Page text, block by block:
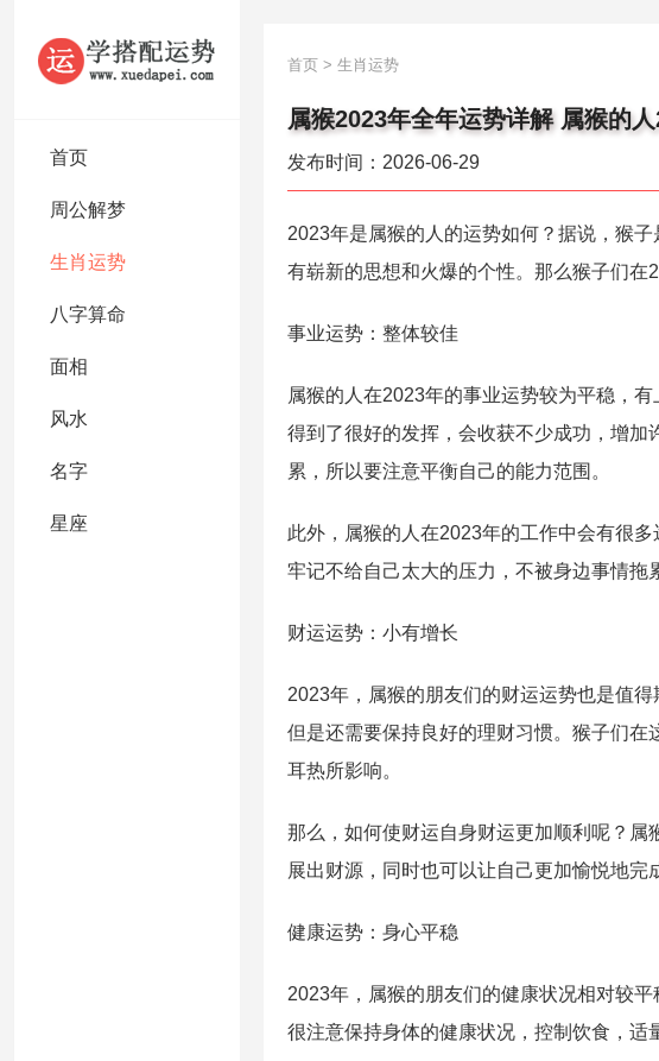
首页
周公解梦
生肖运势
八字算命
面相
风水
名字
星座
首页 > 生肖运势
属猴2023年全年运势详解 属猴的
发布时间：2026-06-29
2023年是属猴的人的运势如何？据说，猴
有崭新的思想和火爆的个性。那么猴子们在
事业运势：整体较佳
属猴的人在2023年的事业运势较为平稳，
得到了很好的发挥，会收获不少成功，增
累，所以要注意平衡自己的能力范围。
此外，属猴的人在2023年的工作中会有很
牢记不给自己太大的压力，不被身边事情拖
财运运势：小有增长
2023年，属猴的朋友们的财运运势也是值
但是还需要保持良好的理财习惯。猴子们
耳热所影响。
那么，如何使财运自身财运更加顺利呢？
展出财源，同时也可以让自己更加愉悦地完
健康运势：身心平稳
2023年，属猴的朋友们的健康状况相对较
很注意保持身体的健康状况，控制饮食，适